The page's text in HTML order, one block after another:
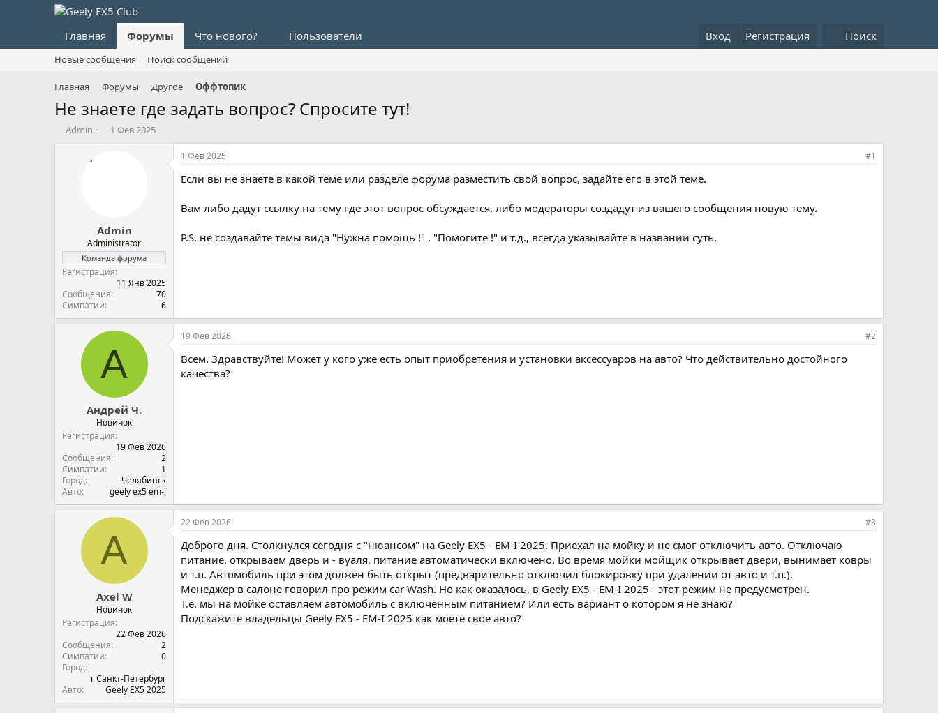
Главная Форумы Что нового? Пользователи Вход Регистрация Поиск
Новые сообщения Поиск сообщений
Главная Форумы Другое Оффтопик
Не знаете где задать вопрос? Спросите тут!
А
Admin
Д
л
а
1 Фев 2025
Admin
Administrator
Команда форума
Регистрация
11 Янв 2025
Сообщения
70
Симпатии
6
1 Фев 2025 #1
Если вы не знаете в какой теме или разделе форума разместить свой вопрос, задайте его в этой теме.
Вам либо дадут ссылку на тему где этот вопрос обсуждается, либо модераторы создадут из вашего сообщения новую тему.
P.S. не создавайте темы вида "Нужна помощь !" , "Помогите !" и т.д., всегда указывайте в названии суть.
А
Андрей Ч.
Новичок
Регистрация
19 Фев 2026
Сообщения
2
Симпатии
1
Город
Челябинск
Авто
geely ex5 em-i
19 Фев 2026 #2
Всем. Здравствуйте! Может у кого уже есть опыт приобретения и установки аксессуаров на авто? Что действительно достойного
качества?
A
Axel W
Новичок
Регистрация
22 Фев 2026
Сообщения
2
Симпатии
0
Город
г Санкт-Петербург
Авто
Geely EX5 2025
22 Фев 2026 #3
Доброго дня. Столкнулся сегодня с "нюансом" на Geely EX5 - EM-I 2025. Приехал на мойку и не смог отключить авто. Отключаю
питание, открываем дверь и - вуаля, питание автоматически включено. Во время мойки мойщик открывает двери, вынимает ковры
и т.п. Автомобиль при этом должен быть открыт (предварительно отключил блокировку при удалении от авто и т.п.).
Менеджер в салоне говорил про режим car Wash. Но как оказалось, в Geely EX5 - EM-I 2025 - этот режим не предусмотрен.
Т.е. мы на мойке оставляем автомобиль с включенным питанием? Или есть вариант о котором я не знаю?
Подскажите владельцы Geely EX5 - EM-I 2025 как моете свое авто?